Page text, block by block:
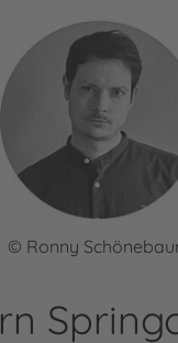
© Ronny